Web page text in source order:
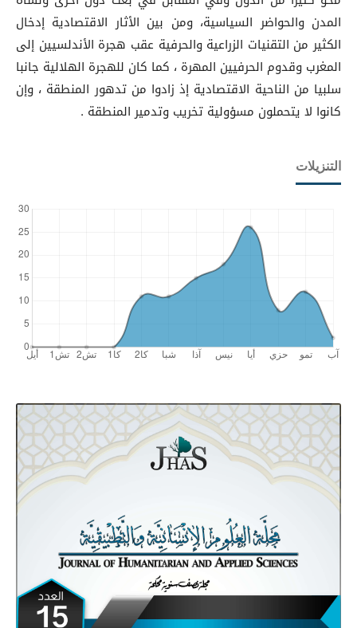
المدن والحواضر السياسية، ومن بين الأثار الاقتصادية إدخال
الكثير من التقنيات الزراعية والحرفية عقب هجرة الأندلسيين إلى
المغرب وقدوم الحرفيين المهرة ، كما كان للهجرة الهلالية جانبا
سلبيا من الناحية الاقتصادية إذ زادوا من تدهور المنطقة ، وإن
كانوا لا يتحملون مسؤولية تخريب وتدمير المنطقة .
التنزيلات